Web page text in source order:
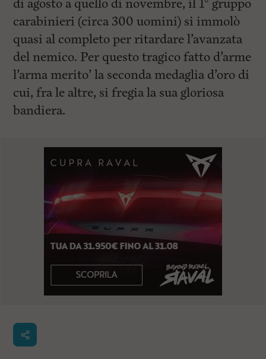
di agosto a quello di novembre, il 1° gruppo
carabinieri (circa 300 uomini) si immolò
quasi al completo per ritardare l’avanzata
del nemico. Per questo tragico fatto d’arme
l’arma merito’ la seconda medaglia d’oro di
cui, fra le altre, si fregia la sua gloriosa
bandiera.